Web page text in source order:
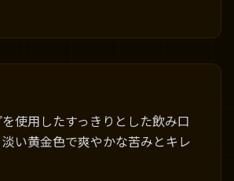
使用したすっきりとした飲み口
い黄金色で爽やかな苦みとキレ